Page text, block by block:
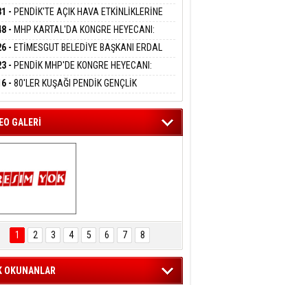
Kaynas
BELEDİYE BAŞKANI
ÇİÇEK DAHİL 13 KİŞİ GÖZALTINDA
- PENDİK'TE AÇIK HAVA ETKİNLİKLERİNE
İLGİ:10 BİN ÇOCUK KATILIM SAĞLADI
- MHP KARTAL'DA KONGRE HEYECANI:
UZUNKAYA'DAN ANLAMLI DAVET
- ETİMESGUT BELEDİYE BAŞKANI ERDAL
TUTUKLANDI
- PENDİK MHP'DE KONGRE HEYECANI:
BULUŞMA 8 AĞUSTOS'TA YAPILACAK
- 80'LER KUŞAĞI PENDİK GENÇLİK
BULUŞTU
GALERİ
ENGELSİZ
FESTİVALİ
KONSERİ
MEST
1 2 3 4 5 6 7 8
OKUNANLAR